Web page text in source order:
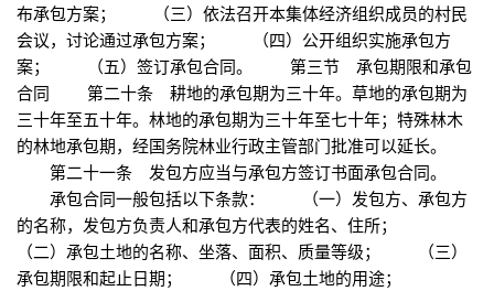
布承包方案； （三）依法召开本集体经济组织成员的村民
会议，讨论通过承包方案； （四）公开组织实施承包方
案； （五）签订承包合同。 第三节 承包期限和承包
合同 第二十条 耕地的承包期为三十年。草地的承包期为
三十年至五十年。林地的承包期为三十年至七十年；特殊林木
的林地承包期，经国务院林业行政主管部门批准可以延长。
第二十一条 发包方应当与承包方签订书面承包合同。
承包合同一般包括以下条款： （一）发包方、承包方
的名称，发包方负责人和承包方代表的姓名、住所；
（二）承包土地的名称、坐落、面积、质量等级； （三）
承包期限和起止日期； （四）承包土地的用途；